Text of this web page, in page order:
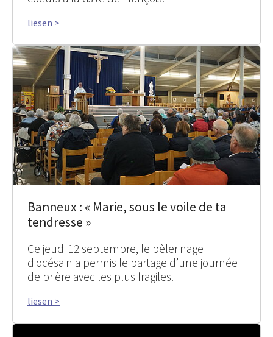
liesen >
Banneux : « Marie, sous le voile de ta
tendresse »
Ce jeudi 12 septembre, le pèlerinage
diocésain a permis le partage d’une journée
de prière avec les plus fragiles.
liesen >